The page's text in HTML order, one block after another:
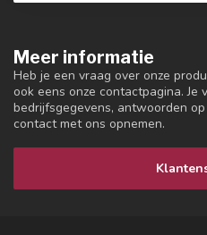
Meer informatie
Heb je een vraag over onze
ook eens onze contactpagina. Je
bedrijfsgegevens, antwoorden
contact met ons opnemen.